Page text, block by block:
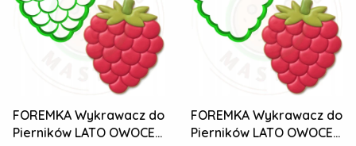
FOREMKA Wykrawacz do
Pierników LATO OWOCE
FOREMKA Wykrawacz do
Pierników LATO OWOCE